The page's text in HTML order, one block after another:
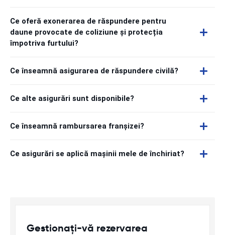
Ce oferă exonerarea de răspundere pentru
daune provocate de coliziune și protecția
împotriva furtului?
Ce înseamnă asigurarea de răspundere civilă?
Ce alte asigurări sunt disponibile?
Ce înseamnă rambursarea franșizei?
Ce asigurări se aplică mașinii mele de închiriat?
Gestionați-vă rezervarea